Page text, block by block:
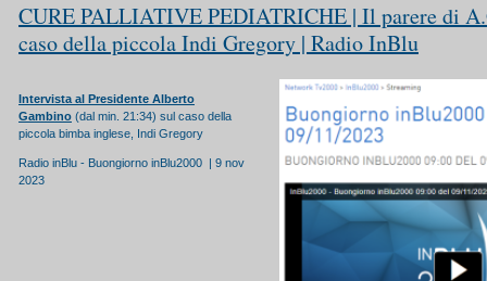
CURE PALLIATIVE PEDIATRICHE | Il parere di
caso della piccola Indi Gregory | Radio InBlu
Intervista al Presidente Alberto
Gambino (dal min. 21:34) sul caso della
piccola bimba inglese, Indi Gregory
Radio inBlu - Buongiorno inBlu2000 | 9 nov
2023